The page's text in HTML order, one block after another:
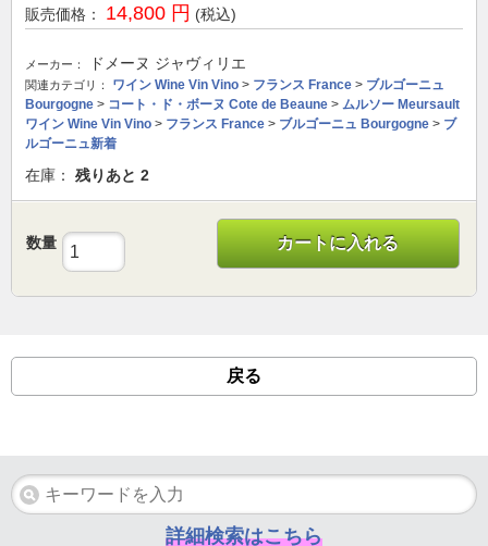
販売価格： 14,800 円 (税込)
メーカー： ドメーヌ ジャヴィリエ
関連カテゴリ： ワイン Wine Vin Vino > フランス France > ブルゴーニュ
Bourgogne > コート・ド・ボーヌ Cote de Beaune > ムルソー Meursault
ワイン Wine Vin Vino > フランス France > ブルゴーニュ Bourgogne > ブ
ルゴーニュ新着
在庫： 残りあと 2
数量 カートに入れる
戻る
詳細検索はこちら